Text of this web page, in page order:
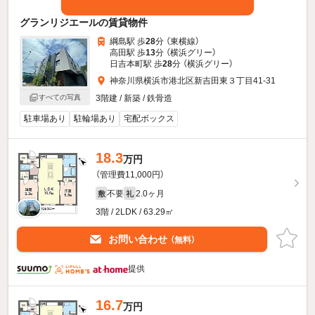
グランリジエールの賃貸物件
すべての写真
綱島駅 歩28分 （東横線）
高田駅 歩13分 （横浜グリー）
日吉本町駅 歩28分 （横浜グリー）
神奈川県横浜市港北区新吉田東３丁目41-31
3階建 / 新築 / 鉄骨造
駐車場あり 駐輪場あり 宅配ボックス
18.3万円
（管理費11,000円）
敷 不要 礼 2.0ヶ月
3階 / 2LDK / 63.29㎡
お問い合わせ （無料）
提供
16.7万円